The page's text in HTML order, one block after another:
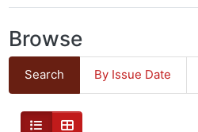
Browse
Search By Issue Date